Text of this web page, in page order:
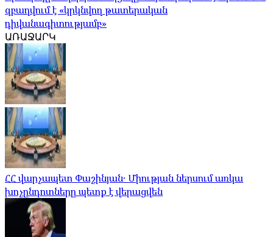
զբաղվում է «կրկնվող թատերական
դիվանագիտությամբ»
ԱՌԱՋԱՐԿ
ՀՀ վարչապետ Փաշինյան․ Միության ներսում առկա
խոչընդոտները պետք է վերացվեն